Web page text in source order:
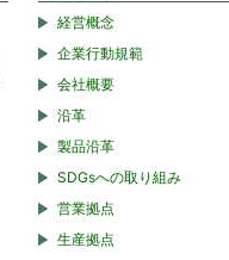
経営概念
企業行動規範
会社概要
沿革
製品沿革
SDGsへの取り組み
営業拠点
生産拠点